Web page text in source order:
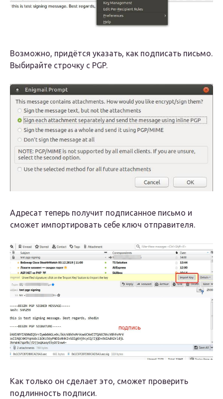
Возможно, придётся указать, как подписать письмо.
Выбирайте строчку с PGP.
Адресат теперь получит подписанное письмо и
сможет импортировать себе ключ отправителя.
Как только он сделает это, сможет проверить
подлинность подписи.